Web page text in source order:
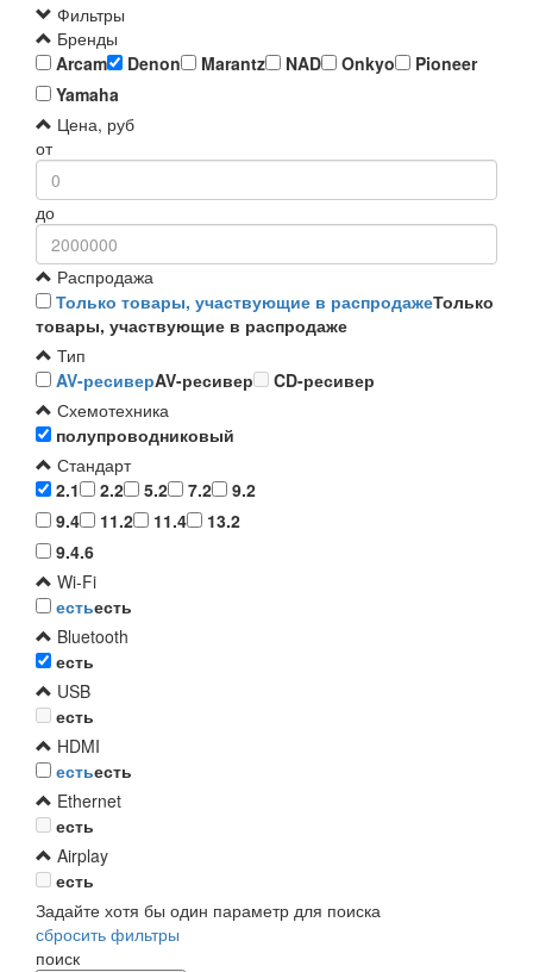
Фильтры
Бренды
Arcam
Denon Marantz NAD Onkyo
Pioneer
Yamaha
Цена, руб
от
до
Распродажа
Только товары, участвующие в распродажеТолько
товары, участвующие в распродаже
Тип
AV-ресиверAV-ресивер
CD-ресивер
Схемотехника
полупроводниковый
Стандарт
2.1
2.2 5.2 7.2
9.2
9.4
11.2 11.4
13.2
9.4.6
Wi-Fi
естьесть
Bluetooth
есть
USB
есть
HDMI
естьесть
Ethernet
есть
Airplay
есть
Задайте хотя бы один параметр для поиска
сбросить фильтры
поиск